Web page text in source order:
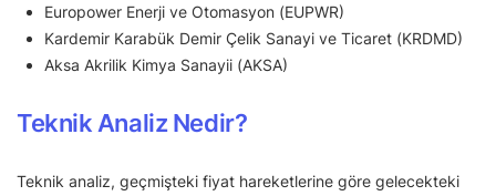
Europower Enerji ve Otomasyon (EUPWR)
Kardemir Karabük Demir Çelik Sanayi ve Ticaret (KRDMD)
Aksa Akrilik Kimya Sanayii (AKSA)
Teknik Analiz Nedir?
Teknik analiz, geçmişteki fiyat hareketlerine göre gelecekteki